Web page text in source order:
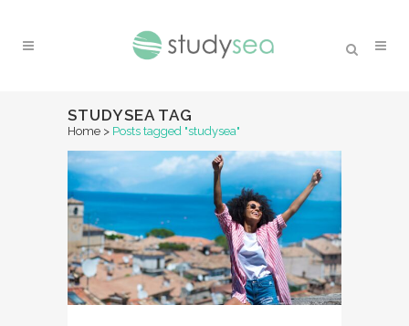
STUDYSEA TAG
Home > Posts tagged "studysea"